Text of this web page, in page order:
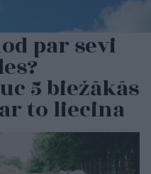
par sevi
5 biežākās
to liecina